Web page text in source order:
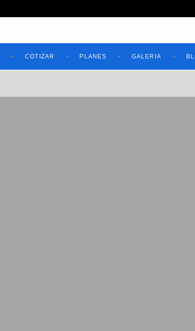
COTIZAR PLANES GALERIA